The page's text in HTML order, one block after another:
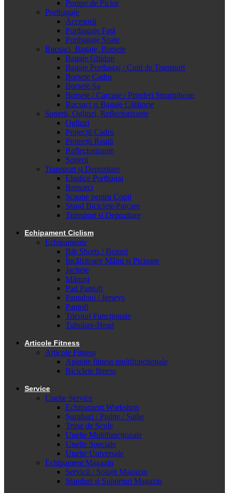
Pompe de Picior
Portbagaje
Accesorii
Portbagaje Față
Portbagaje Spate
Rucsaci, Bagaje, Borsete
Bagaje Ghidon
Bagaje Portbagaj / Cutii de Transport
Borsete Cadru
Borsete Șa
Borsete / Carcase / Prinderi Smartphone
Rucsaci și Bagaje Călătorie
Sonerii, Oglinzi, Reflectorizante
Oglinzi
Protecții Cadru
Protecții Roată
Reflectorizante
Sonerii
Transport și Depozitare
Elastice Portbagaj
Remorci
Scaune pentru Copii
Stand Biciclete/Parcare
Transport si Depozitare
Echipament Ciclism
Echipamente
Bib Shorts / Boxeri
Încălzitoare Mâini și Picioare
Jachete
Mănuși
Pad Pantofi
Pantaloni / Jerseys
Pantofi
Tricouri Funcționale
Tubulare-Head
Articole Fitness
Articole Fitness
Aparate fitness multifunctionale
Biciclete fitness
Service
Unelte Service
Echipament Workshop
Șuruburi / Piulițe / Șaibe
Truse de Scule
Unelte Multifuncționale
Unelte Speciale
Unelte Universale
Echipament Magazin
Servicii / Soluții Magazin
Standuri și Suporturi Magazin